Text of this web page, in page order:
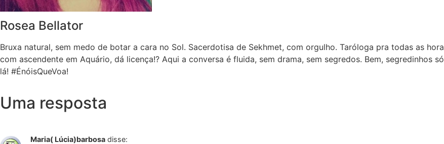
Rosea Bellator
Bruxa natural, sem medo de botar a cara no Sol. Sacerdotisa de Sekhmet, com orgulho. Taróloga pra todas as
com ascendente em Aquário, dá licença!? Aqui a conversa é fluida, sem drama, sem segredos. Bem, segredinhos
lá! #ÉnóisQueVoa!
Uma resposta
Maria( Lúcia)barbosa disse: